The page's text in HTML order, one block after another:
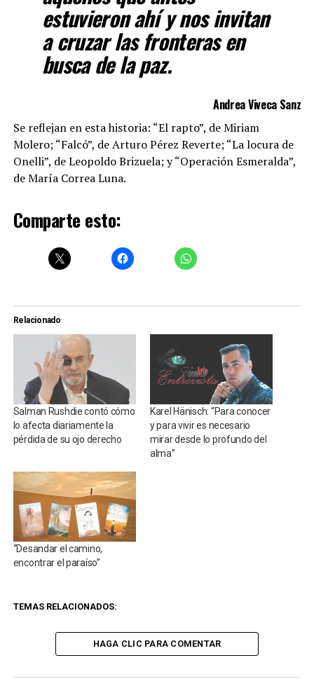
estuvieron ahí y nos invitan
a cruzar las fronteras en
busca de la paz.
Andrea Viveca Sanz
Se reflejan en esta historia: “El rapto”, de Miriam
Molero; “Falcó”, de Arturo Pérez Reverte; “La locura de
Onelli”, de Leopoldo Brizuela; y “Operación Esmeralda”,
de María Correa Luna.
Comparte esto:
Relacionado
Salman Rushdie contó cómo
lo afecta diariamente la
pérdida de su ojo derecho
Karel Hänisch: “Para conocer
y para vivir es necesario
mirar desde lo profundo del
alma”
“Desandar el camino,
encontrar el paraíso”
TEMAS RELACIONADOS:
HAGA CLIC PARA COMENTAR